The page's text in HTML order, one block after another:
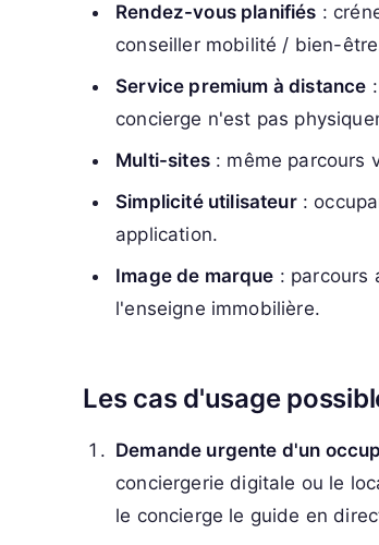
Rendez-vous planifiés :
conseiller mobilité / bien-
Service premium à distance
concierge n'est pas
Multi-sites: même parcours
Simplicité utilisateur:
application.
Image de marque : parcours
l'enseigne immobilière.
Les cas d'usage
Demande urgente d'un
conciergerie digitale ou le
le concierge le guide en